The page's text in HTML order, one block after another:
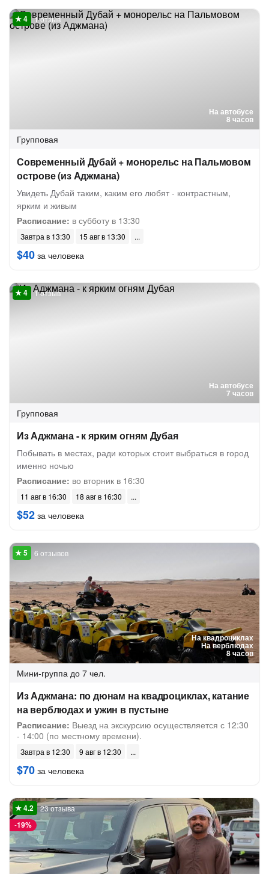
На автобусе
8 часов
1 отзыв
Групповая
Современный Дубай + монорельс на Пальмовом
острове (из Аджмана)
Увидеть Дубай таким, каким его любят - контрастным,
ярким и живым
Расписание: в субботу в 13:30
Завтра в 13:30 15 авг в 13:30
$40 за человека
На автобусе
7 часов
1 отзыв
Групповая
Из Аджмана - к ярким огням Дубая
Побывать в местах, ради которых стоит выбраться в город
именно ночью
Расписание: во вторник в 16:30
11 авг в 16:30 18 авг в 16:30
$52 за человека
На квадроциклах
На верблюдах
8 часов
6 отзывов
Мини-группа до 7 чел.
Из Аджмана: по дюнам на квадроциклах, катание
на верблюдах и ужин в пустыне
Расписание: Выезд на экскурсию осуществляется с 12:30
- 14:00 (по местному времени).
Завтра в 12:30 9 авг в 12:30
$70 за человека
-19%
23 отзыва